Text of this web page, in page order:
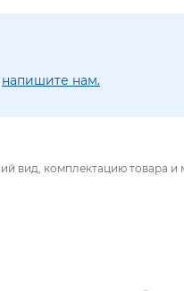
напишите нам.
вид, комплектацию товара